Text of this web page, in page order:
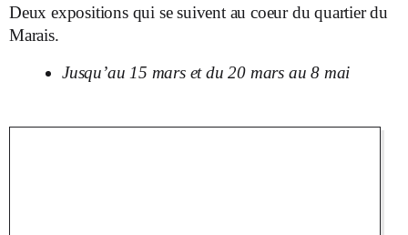
Deux expositions qui se suivent au coeur du quartier du
Marais.
Jusqu’au 15 mars et du 20 mars au 8 mai